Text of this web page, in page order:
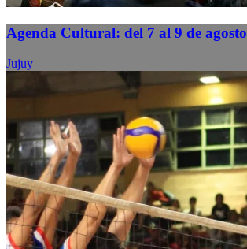
Agenda Cultural: del 7 al 9 de agosto
Jujuy